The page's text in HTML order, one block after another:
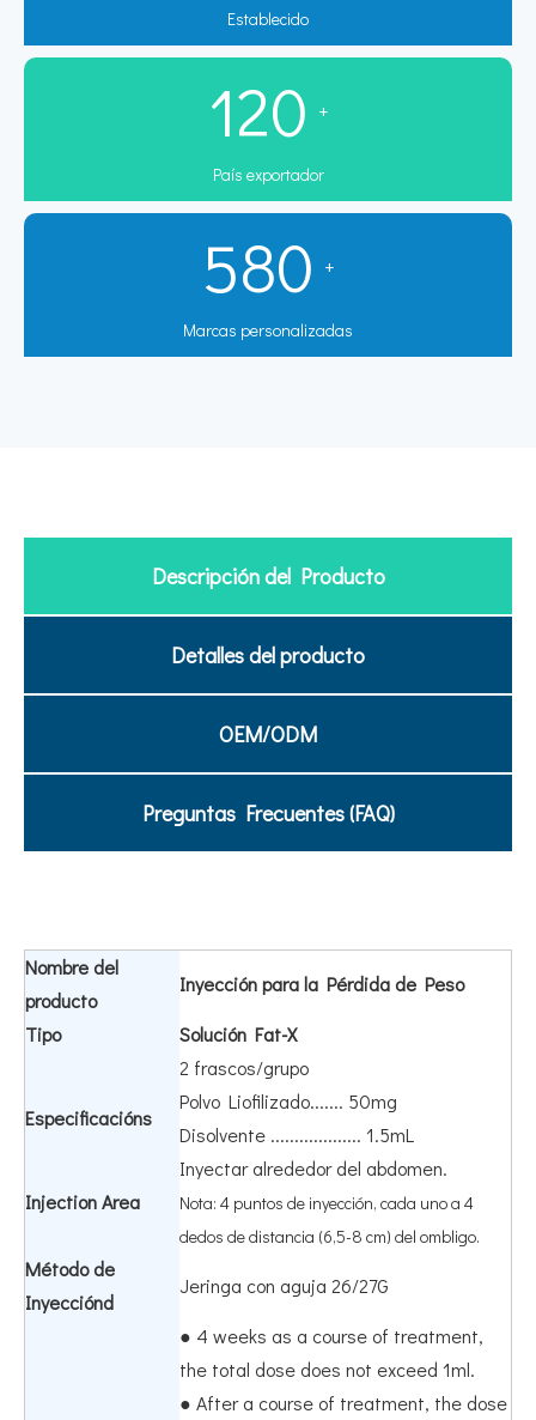
Establecido
120 +
País exportador
580 +
Marcas personalizadas
Descripción del Producto
Detalles del producto
OEM/ODM
Preguntas Frecuentes (FAQ)
Nombre del
producto
Inyección para la Pérdida de Peso
Tipo
Solución Fat-X
Especificacións
2 frascos/grupo
Polvo Liofilizado....... 50mg
Disolvente ................... 1.5mL
Injection Area
Inyectar alrededor del abdomen.
Nota: 4 puntos de inyección, cada uno a 4
dedos de distancia (6,5-8 cm) del ombligo.
Método de
Inyecciónd
Jeringa con aguja 26/27G
● 4 weeks as a course of treatment,
the total dose does not exceed 1ml.
● After a course of treatment, the dose